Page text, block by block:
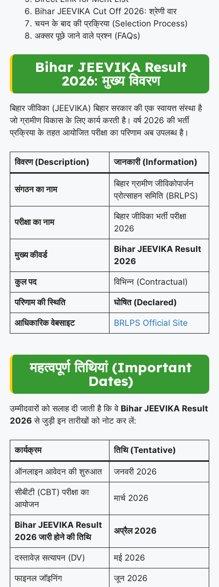
Bihar JEEVIKA Cut Off 2026: श्रेणी वार
चयन के बाद की प्रक्रिया (Selection Process)
अक्सर पूछे जाने वाले प्रश्न (FAQs)
Bihar JEEVIKA Result
2026: मुख्य विवरण
बिहार जीविका (JEEVIKA) बिहार सरकार की एक स्वायत्त संस्था है
जो ग्रामीण विकास के लिए कार्य करती है। वर्ष 2026 की भर्ती
प्रक्रिया के तहत आयोजित परीक्षा का परिणाम अब उपलब्ध है।
विवरण (Description) जानकारी (Information)
संगठन का नाम
बिहार ग्रामीण जीविकोपार्जन
प्रोत्साहन समिति (BRLPS)
परीक्षा का नाम
बिहार जीविका भर्ती परीक्षा
2026
मुख्य कीवर्ड
Bihar JEEVIKA Result
2026
कुल पद विभिन्न (Contractual)
परिणाम की स्थिति घोषित (Declared)
आधिकारिक वेबसाइट BRLPS Official Site
महत्वपूर्ण तिथियां (Important
Dates)
उम्मीदवारों को सलाह दी जाती है कि वे Bihar JEEVIKA Result
2026 से जुड़ी इन तारीखों को नोट कर लें:
कार्यक्रम तिथि (Tentative)
ऑनलाइन आवेदन की शुरुआत जनवरी 2026
सीबीटी (CBT) परीक्षा का
आयोजन
मार्च 2026
Bihar JEEVIKA Result
2026 जारी होने की तिथि
अप्रैल 2026
दस्तावेज़ सत्यापन (DV) मई 2026
फाइनल जॉइनिंग जून 2026